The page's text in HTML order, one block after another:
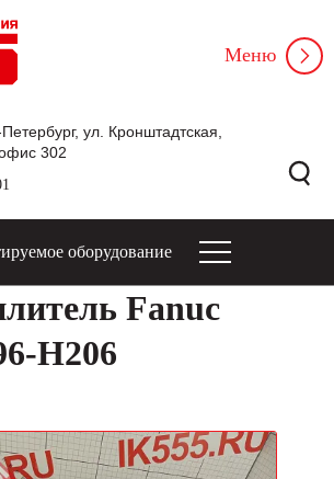
Петербург, ул. Кронштадтская,
302
Меню
оборудование
Fanuc
H206